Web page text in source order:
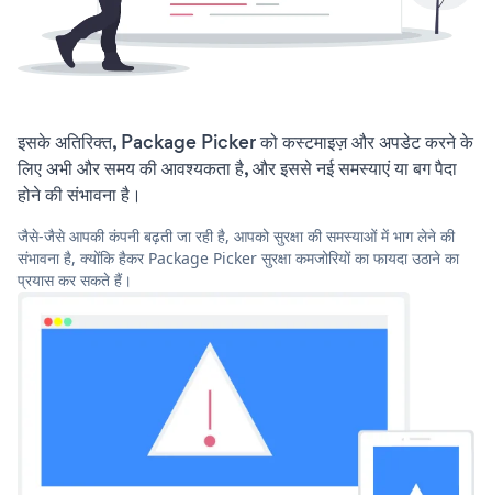
इसके अतिरिक्त, Package Picker को कस्टमाइज़ और अपडेट करने के
लिए अभी और समय की आवश्यकता है, और इससे नई समस्याएं या बग पैदा
होने की संभावना है।
जैसे-जैसे आपकी कंपनी बढ़ती जा रही है, आपको सुरक्षा की समस्याओं में भाग लेने की
संभावना है, क्योंकि हैकर Package Picker सुरक्षा कमजोरियों का फायदा उठाने का
प्रयास कर सकते हैं।